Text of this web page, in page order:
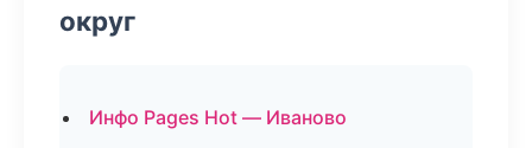
округ
Инфо Pages Hot — Иваново